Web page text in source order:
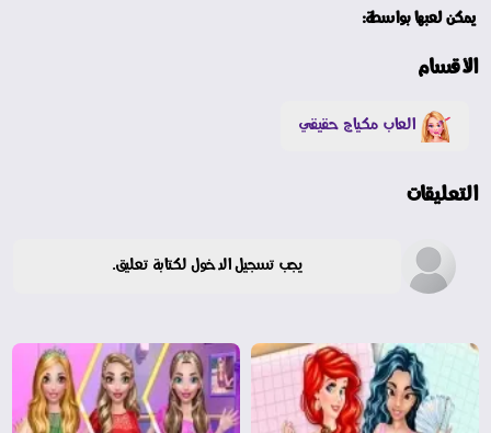
يمكن لعبها بواسطة:
الأقسام
العاب مكياج حقيقي
التعليقات
يجب تسجيل الدخول لكتابة تعليق.